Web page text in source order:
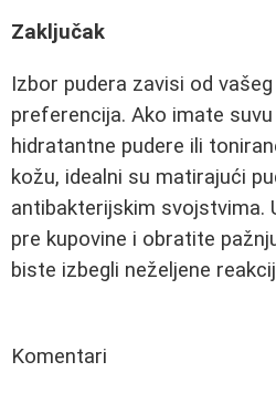
Zaključak
Izbor pudera zavisi od
preferencija. Ako imate
hidratantne pudere ili
kožu, idealni su matirajući
antibakterijskim svojstvima.
pre kupovine i obratite
biste izbegli neželjene
Komentari